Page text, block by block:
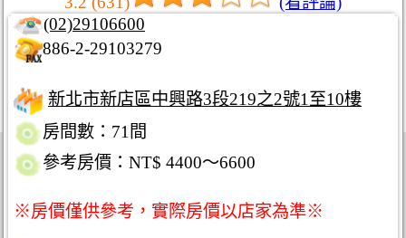
(02)29106600
886-2-29103279
新北市新店區中興路3段219之2號1至10樓
房間數：71間
參考房價：NT$ 4400～6600
※房價僅供參考，實際房價以店家為準※